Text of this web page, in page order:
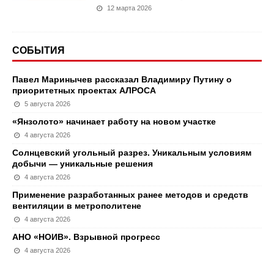
12 марта 2026
СОБЫТИЯ
Павел Маринычев рассказал Владимиру Путину о
приоритетных проектах АЛРОСА
5 августа 2026
«Янзолото» начинает работу на новом участке
4 августа 2026
Солнцевский угольный разрез. Уникальным условиям
добычи — уникальные решения
4 августа 2026
Применение разработанных ранее методов и средств
вентиляции в метрополитене
4 августа 2026
АНО «НОИВ». Взрывной прогресс
4 августа 2026